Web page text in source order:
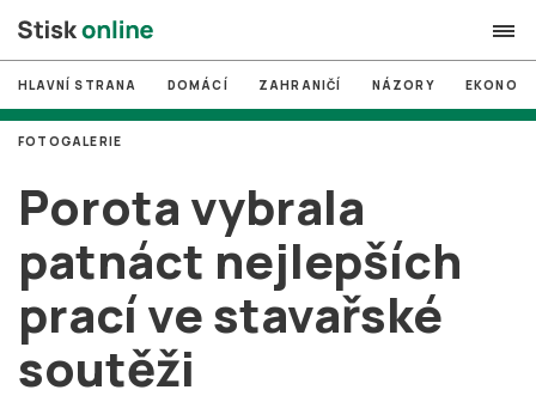
search
# MUNI
# Brno
# volby
login PŘIHLÁSIT SE
Zapomněli jste heslo?
HLAVNÍ STRANA DOMÁCÍ ZAHRANIČÍ NÁZORY
Porota vybrala
patnáct nejlepších
prací ve stavařské
soutěži
FOTOGALERIE